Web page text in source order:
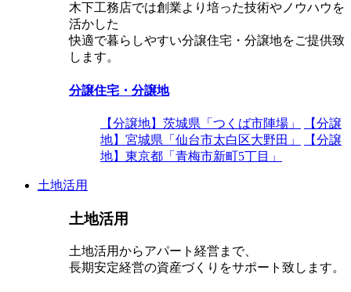
木下工務店では創業より培った技術やノウハウを
活かした
快適で暮らしやすい分譲住宅・分譲地をご提供致
します。
分譲住宅・分譲地
【分譲地】茨城県「つくば市陣場」
【分譲
地】宮城県「仙台市太白区大野田」
【分譲
地】東京都「青梅市新町5丁目」
土地活用
土地活用
土地活用からアパート経営まで、
長期安定経営の資産づくりをサポート致します。